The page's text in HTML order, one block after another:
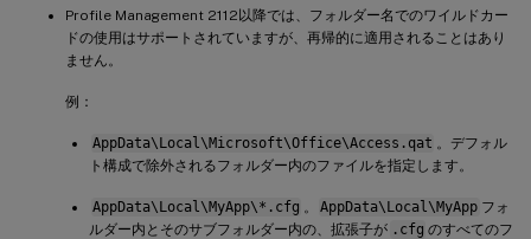
Profile Management 2112以降では、フォルダー名でのワイルドカー
ドの使用はサポートされていますが、再帰的に適用されることはあり
ません。
例：
AppData\Local\Microsoft\Office\Access.qat 。デフォル
ト構成で除外されるフォルダー内のファイルを指定します。
AppData\Local\MyApp\*.cfg 。 AppData\Local\MyApp フォ
ルダー内とそのサブフォルダー内の、拡張子が .cfg のすべてのフ